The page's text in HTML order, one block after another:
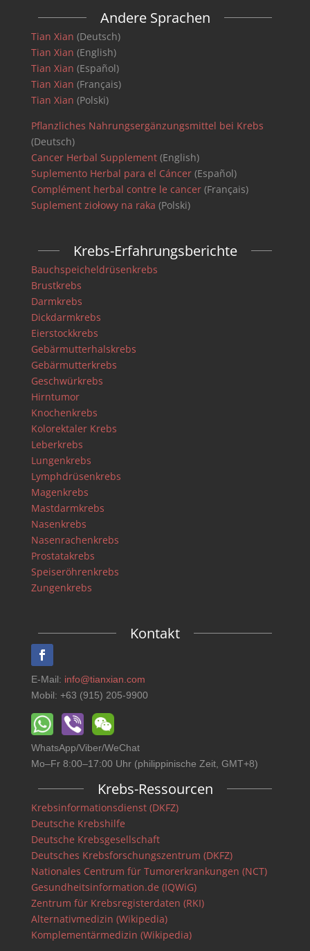
Andere Sprachen
Tian Xian (Deutsch)
Tian Xian (English)
Tian Xian (Español)
Tian Xian (Français)
Tian Xian (Polski)
Pflanzliches Nahrungsergänzungsmittel bei Krebs
(Deutsch)
Cancer Herbal Supplement(English)
Suplemento Herbal para el Cáncer(Español)
Complément herbal contre le cancer(Français)
Suplement ziołowy na raka (Polski)
Krebs-Erfahrungsberichte
Bauchspeicheldrüsenkrebs
Brustkrebs
Darmkrebs
Dickdarmkrebs
Eierstockkrebs
Gebärmutterhalskrebs
Gebärmutterkrebs
Geschwürkrebs
Hirntumor
Knochenkrebs
Kolorektaler Krebs
Leberkrebs
Lungenkrebs
Lymphdrüsenkrebs
Magenkrebs
Mastdarmkrebs
Nasenkrebs
Nasenrachenkrebs
Prostatakrebs
Speiseröhrenkrebs
Zungenkrebs
Kontakt
E-Mail: info@tianxian.com
Mobil: +63 (915) 205-9900
WhatsApp/Viber/WeChat
Mo–Fr 8:00–17:00 Uhr (philippinische Zeit, GMT+8)
Krebs-Ressourcen
Krebsinformationsdienst (DKFZ)
Deutsche Krebshilfe
Deutsche Krebsgesellschaft
Deutsches Krebsforschungszentrum (DKFZ)
Nationales Centrum für Tumorerkrankungen (NCT)
Gesundheitsinformation.de (IQWiG)
Zentrum für Krebsregisterdaten (RKI)
Alternativmedizin (Wikipedia)
Komplementärmedizin (Wikipedia)